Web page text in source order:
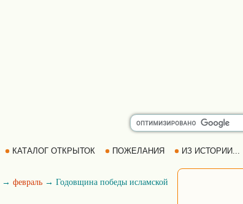
КАТАЛОГ ОТКРЫТОК ПОЖЕЛАНИЯ ИЗ ИСТОРИИ...
→ февраль → Годовщина победы исламской